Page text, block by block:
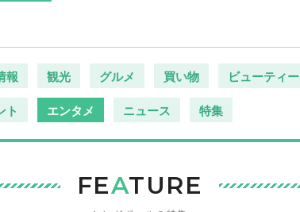
報 観光 グルメ 買い物 ビューティー
ト エンタメ ニュース 特集
FEATURE